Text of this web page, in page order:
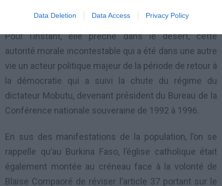
Data Deletion Data Access Privacy Policy
appelant le pouvoir à ne pas tirer sur la population.
Pour l’instant, elle prêche dans le désert, cette
autorité morale incontestable qui a été dans une autre
vie un acteur politique majeur de la période de retour à
la démocratie qui a suivi la chute du régime du
dictateur Mobutu, devenant président du Bureau de la
Conférence nationale souveraine de 1992 à 1996.
En sus des manifestations de la population, l’on se
rappelle qu’au Burkina Faso, l’église catholique était
également montée au créneau face à la volonté de
Blaise Compaoré de réviser l’article 37 portant sur le